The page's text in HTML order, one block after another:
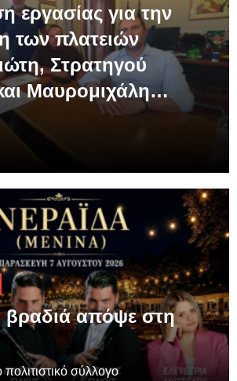
εργασίας για την
των πλατειών
Στρατηγού
Μαυρομιχάλη…
βραδιά απόψε στη
σύλλογο